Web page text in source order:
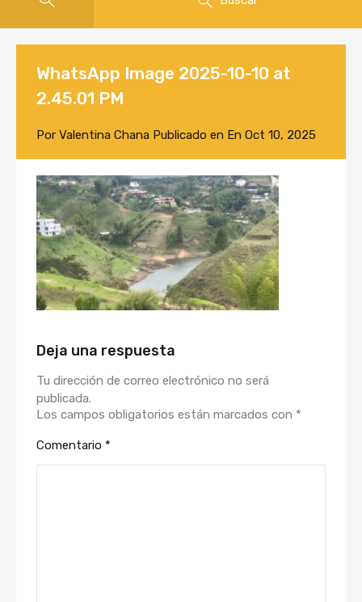
WhatsApp Image 2025-10-10 at
2.45.01 PM
Por Valentina Chana Publicado en En Oct 10, 2025
Deja una respuesta
Tu dirección de correo electrónico no será
publicada.
Los campos obligatorios están marcados con *
Comentario *